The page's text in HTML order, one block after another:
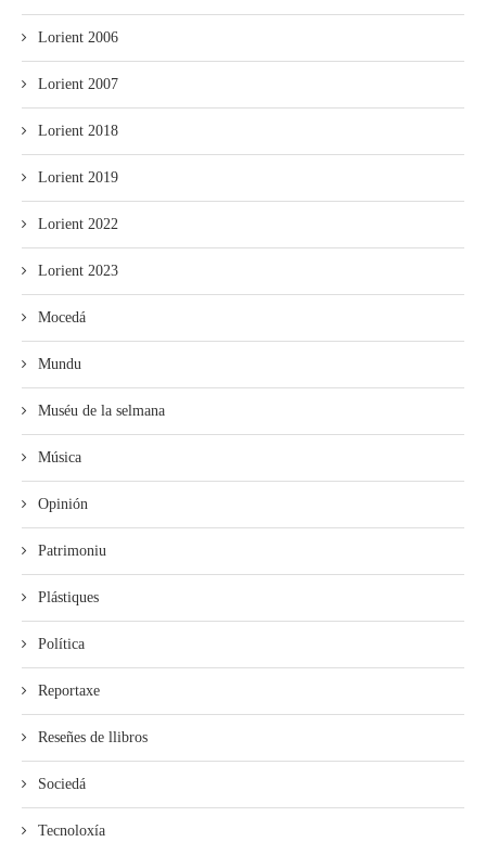
Lorient 2006
Lorient 2007
Lorient 2018
Lorient 2019
Lorient 2022
Lorient 2023
Mocedá
Mundu
Muséu de la selmana
Música
Opinión
Patrimoniu
Plástiques
Política
Reportaxe
Reseñes de llibros
Sociedá
Tecnoloxía